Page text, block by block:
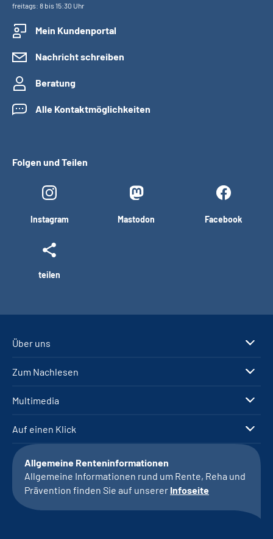
freitags: 8 bis 15:30 Uhr
Mein Kundenportal
Nachricht schreiben
Beratung
Alle Kontaktmöglichkeiten
Folgen und Teilen
Instagram Mastodon Facebook
teilen
Über uns
Zum Nachlesen
Multimedia
Auf einen Klick
Allgemeine Renteninformationen
Allgemeine Informationen rund um Rente, Reha und
Prävention finden Sie auf unserer Infoseite